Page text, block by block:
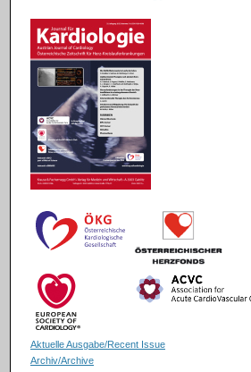
Aktuelle Ausgabe/Recent Issue
Archiv/Archive